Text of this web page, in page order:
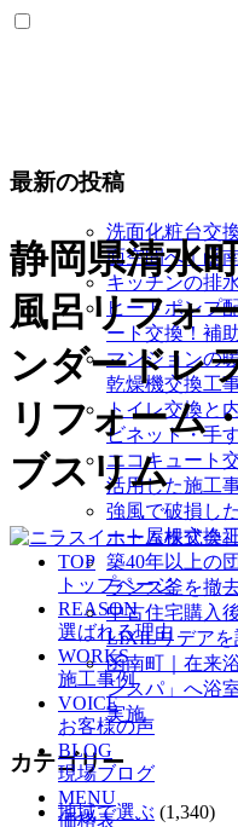
静岡県清水
風呂リフォ
ンダードレ
リフォーム
ブスリム
TOP
トップページ
REASON
選ばれる理由
WORKS
施工事例
VOICE
お客様の声
BLOG
現場ブログ
MENU
価格表
最新の投稿
洗面化粧台交
面空間へ｜函
キッチンの排
ヒートポンプ
ート交換！補
マンションの
乾燥機交換工
トイレ交換と
ビネット・手
エコキュート
活用した施工
強風で破損し
ート屋根交換
築40年以上の
ランス釜を撤
中古住宅購入
LIXILリデアを
函南町｜在来
ンスパ」へ浴
実施
カテゴリー
地域で選ぶ (1,340)